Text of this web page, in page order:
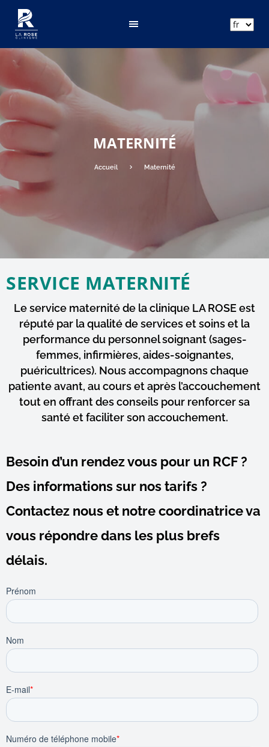
MATERNITÉ
Accueil Maternité
fr
SERVICE MATERNITÉ
Le service maternité de la clinique LA ROSE est
réputé par la qualité de services et soins et la
performance du personnel soignant (sages-
femmes, infirmières, aides-soignantes,
puéricultrices). Nous accompagnons chaque
patiente avant, au cours et après l’accouchement
tout en offrant des conseils pour renforcer sa
santé et faciliter son accouchement.
Besoin d’un rendez vous pour un RCF ?
Des informations sur nos tarifs ?
Contactez nous et notre coordinatrice va
vous répondre dans les plus brefs
délais.